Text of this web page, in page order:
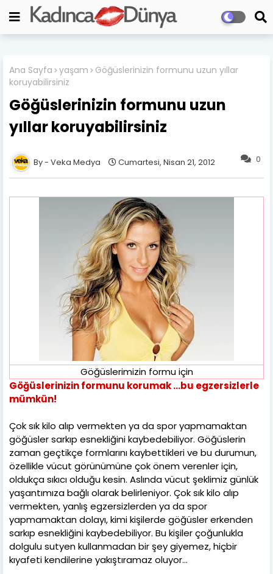
Ana Sayfa yaşam
Göğüslerinizin formunu uzun yıllar
koruyabilirsiniz
Göğüslerinizin formunu uzun
yıllar koruyabilirsiniz
0
Veka Medya Cumartesi, Nisan 21, 2012
Göğüslerimizin formu için
Göğüslerinizin formunu korumak ...bu egzersizlerle
mümkün!
Çok sık kilo alıp vermekten ya da spor yapmamaktan
göğüsler sarkıp esnekliğini kaybedebiliyor. Göğüslerin
zaman geçtikçe formlarını kaybettikleri ve bu durumun,
özellikle vücut görünümüne çok önem verenler için,
oldukça sıkıcı olduğu kesin. Aslında vücut şeklimiz günlük
yaşantımıza bağlı olarak belirleniyor. Çok sık kilo alıp
vermekten, yanlış egzersizlerden ya da spor
yapmamaktan dolayı, kimi kişilerde göğüsler erkenden
sarkıp esnekliğini kaybedebiliyor. Bu kişiler çoğunlukla
dolgulu sutyen kullanmadan bir şey giyemez, hiçbir
kıyafeti kendilerine yakıştıramaz oluyor...